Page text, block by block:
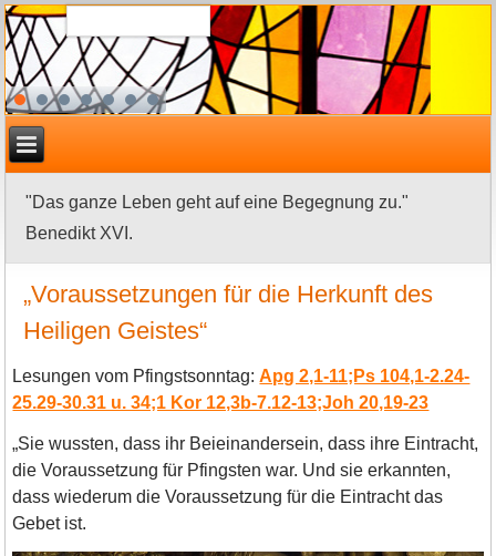
"Das ganze Leben geht auf eine Begegnung zu."
Benedikt XVI.
„Voraussetzungen für die Herkunft des
Heiligen Geistes“
Lesungen vom Pfingstsonntag:Apg 2,1-11;Ps 104,1-2.24-
25.29-30.31 u. 34;1 Kor 12,3b-7.12-13;Joh 20,19-23
„Sie wussten, dass ihr Beieinandersein, dass ihre Eintracht,
die Voraussetzung für Pfingsten war. Und sie erkannten,
dass wiederum die Voraussetzung für die Eintracht das
Gebet ist.